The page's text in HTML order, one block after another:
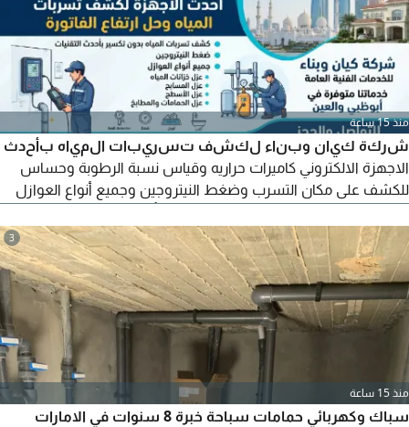
منذ 15 ساعة
شركة كيان وبناء لكشف تسريبات المياه بأحدث
الاجهزة الالكتروني كاميرات حراريه وقياس نسبة الرطوبة وحساس
للكشف على مكان التسرب وضغط النيتروجين وجميع أنواع العوازل
الكشف مجاني عند الاصلاح ويوجد بالشركة جميع أعمال الصيانة العزل
والبلاط والدهانات والسباكة والديكور وجميع أعمال الايبوكسي
وأرضيات 3d نتواصل بجميع مدن الامارات
3
منذ 15 ساعة
سباك وكهربائي حمامات سباحة خبرة 8 سنوات في الامارات